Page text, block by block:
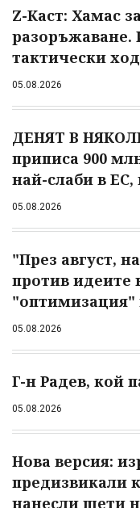
Z-Каст: Хамас
разоръжаване.
тактически
05.08.2026
ДЕНЯТ В
приписа 900
най-слаби в ЕС,
05.08.2026
"През август,
против идеите
"оптимизация"
05.08.2026
Г-н Радев, кой
05.08.2026
Нова версия:
предизвикали
нанесли щети